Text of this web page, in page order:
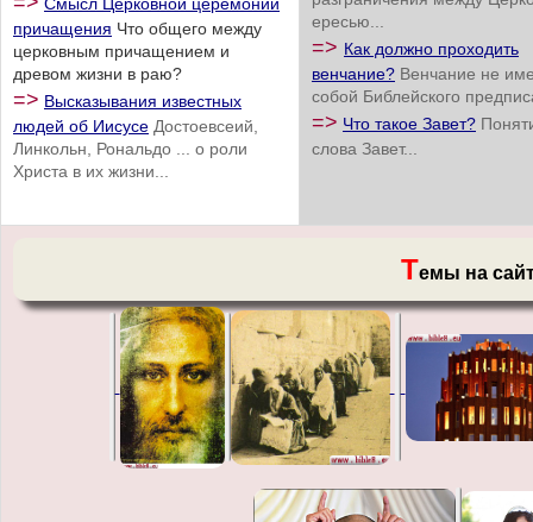
причащения Что общего между
церковным причащением и
древом жизни в раю?
=> Высказывания известных
людей об Иисусе Достоевсеий,
Линкольн, Рональдо ... о роли
Христа в их жизни...
ересью...
=> Как должно проходить
венчание? Венчание не
собой Библейского
=> Что такое Завет?
слова Завет...
Темы на